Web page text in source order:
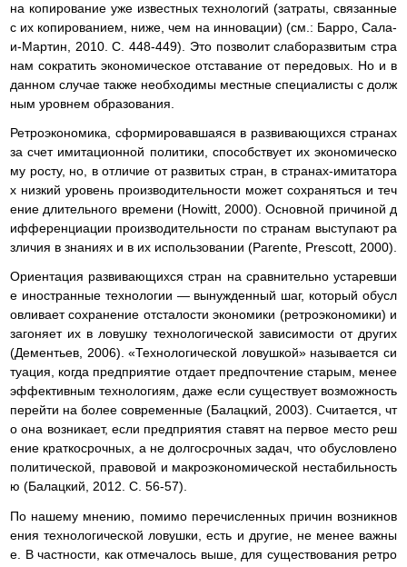
на копирование уже известных технологий (затраты, связанные
с их копированием, ниже, чем на инновации) (см.: Барро, Сала-
и-Мартин, 2010. С. 448-449). Это позволит слаборазвитым стра
нам сократить экономическое отставание от передовых. Но и в
данном случае также необходимы местные специалисты с долж
ным уровнем образования.
Ретроэкономика, сформировавшаяся в развивающихся странах
за счет имитационной политики, способствует их экономическо
му росту, но, в отличие от развитых стран, в странах-имитатора
х низкий уровень производительности может сохраняться и теч
ение длительного времени (Howitt, 2000). Основной причиной д
ифференциации производительности по странам выступают ра
зличия в знаниях и в их использовании (Parente, Prescott, 2000).
Ориентация развивающихся стран на сравнительно устаревши
е иностранные технологии — вынужденный шаг, который обусл
овливает сохранение отсталости экономики (ретроэкономики) и
загоняет их в ловушку технологической зависимости от других
(Дементьев, 2006). «Технологической ловушкой» называется си
туация, когда предприятие отдает предпочтение старым, менее
эффективным технологиям, даже если существует возможность
перейти на более современные (Балацкий, 2003). Считается, чт
о она возникает, если предприятия ставят на первое место реш
ение краткосрочных, а не долгосрочных задач, что обусловлено
политической, правовой и макроэкономической нестабильность
ю (Балацкий, 2012. С. 56-57).
По нашему мнению, помимо перечисленных причин возникнов
ения технологической ловушки, есть и другие, не менее важны
е. В частности, как отмечалось выше, для существования ретро